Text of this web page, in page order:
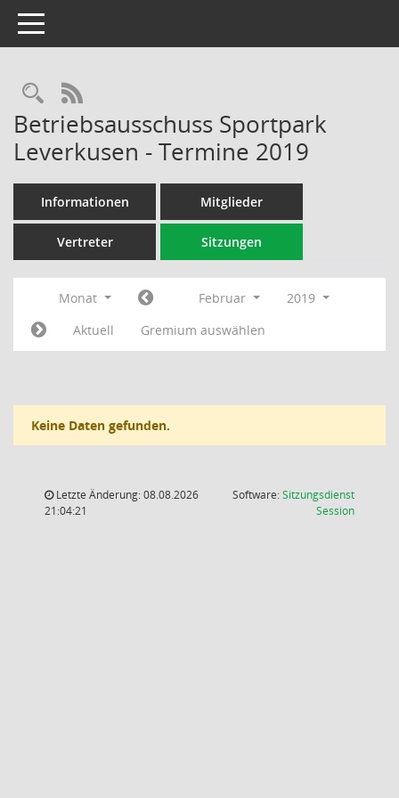
Toggle navigation
Rechercheauswahl
RSS-Feed
Betriebsausschuss Sportpark
Leverkusen - Termine 2019
Informationen Mitglieder
Vertreter Sitzungen
Monat Februar
2019
Aktuell
Gremium auswählen
Keine Daten gefunden.
Letzte Änderung: 08.08.2026
21:04:21
Software:Sitzungsdienst
Session(Wird in